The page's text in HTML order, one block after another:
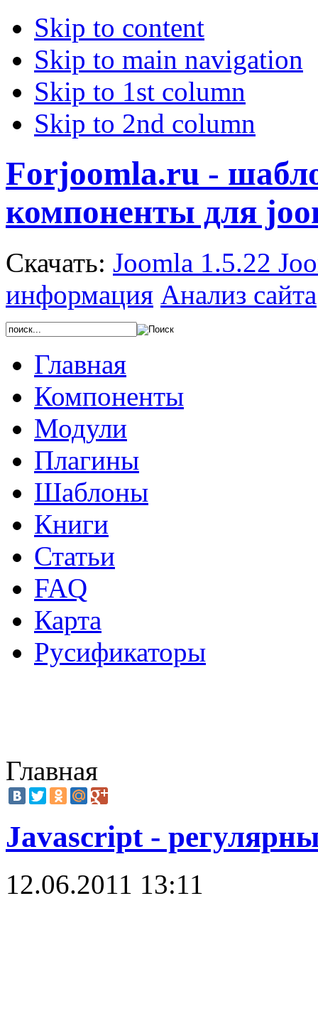
Skip to content
Skip to main navigation
Skip to 1st column
Skip to 2nd column
Forjoomla.ru -
компоненты для
Скачать: Joomla 1.5.22
информация Анализ сайта
Главная
Компоненты
Модули
Плагины
Шаблоны
Книги
Статьи
FAQ
Карта
Русификаторы
Главная
Javascript -
12.06.2011 13:11